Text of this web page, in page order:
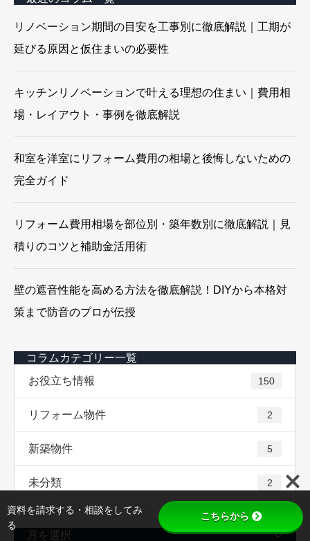
リノベーション期間の目安を工事別に徹底解説｜工期が
延びる原因と仮住まいの必要性
キッチンリノベーションで叶える理想の住まい｜費用相
場・レイアウト・事例を徹底解説
和室を洋室にリフォーム費用の相場と後悔しないための
完全ガイド
リフォーム費用相場を部位別・築年数別に徹底解説｜見
積りのコツと補助金活用術
壁の遮音性能を高める方法を徹底解説！DIYから本格対
策まで防音のプロが伝授
コラムカテゴリー一覧
お役立ち情報
150
リフォーム物件 2
新築物件 5
未分類 2
月を選択
資料を請求する・相談をしてみ
る
こちらから